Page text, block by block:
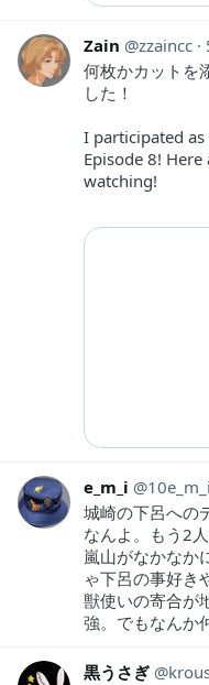
Zain zzaincc
何枚かカットを
した！
I participated
Episode 8!
watching!
e_m_i
城崎の下呂への
なんよ。もう2
嵐山がなかなか
ゃ下呂の事好き
獣使いの寄合が
強。でもなんか
黒うさぎ